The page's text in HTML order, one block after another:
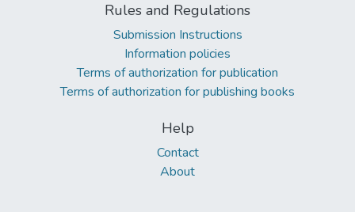
Rules and Regulations
Submission Instructions
Information policies
Terms of authorization for publication
Terms of authorization for publishing books
Help
Contact
About